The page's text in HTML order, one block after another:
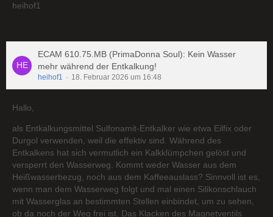
heihof1
ECAM 610.75.MB (PrimaDonna Soul): Kein Wasser
mehr während der Entkalkung!
heihof1 18. Februar 2026 um 16:48
Hallo,
als Entkalkungsmittel Sulfonamit-Entkalker wie etwa Eilfix oder
Durgol verwenden, weil die effektiv sind. Während des
Entkalkens hat sich vermutlich ein Kalkklümpchen gelöst und
versperrt den Wasserweg. Kommt weder Wasser aus dem
Heißwasserbezug, noch aus dem Kaffeeauslass? Sinnvoll ist es,
wenn man dem Wasserweg folgt und mal einen Silikonschlauch
mit Wasserglas an bestimmten Stellen einbindet, um zu sehen,
ob da noch der Weg frei ist. Das Klacken des Magnetventils